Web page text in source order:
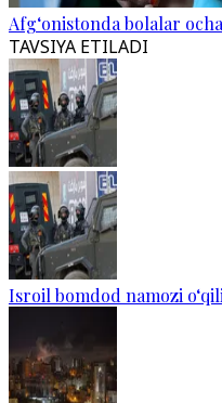
Afg‘onistonda bolalar
TAVSIYA ETILADI
Isroil bomdod namozi